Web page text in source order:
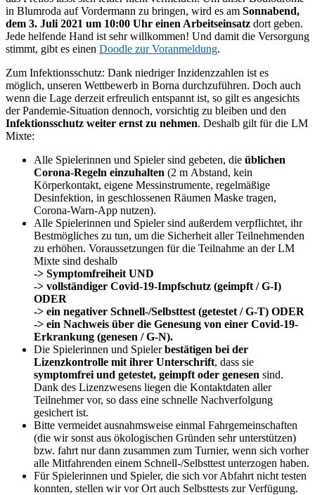
in Blumroda auf Vordermann zu bringen, wird es am Sonnabend,
dem 3. Juli 2021 um 10:00 Uhr einen Arbeitseinsatz dort geben.
Jede helfende Hand ist sehr willkommen! Und damit die Versorgung
stimmt, gibt es einen Doodle zur Voranmeldung.
Zum Infektionsschutz: Dank niedriger Inzidenzzahlen ist es
möglich, unseren Wettbewerb in Borna durchzuführen. Doch auch
wenn die Lage derzeit erfreulich entspannt ist, so gilt es angesichts
der Pandemie-Situation dennoch, vorsichtig zu bleiben und den
Infektionsschutz weiter ernst zu nehmen. Deshalb gilt für die LM
Mixte:
Alle Spielerinnen und Spieler sind gebeten, die üblichen
Corona-Regeln einzuhalten (2 m Abstand, kein
Körperkontakt, eigene Messinstrumente, regelmäßige
Desinfektion, in geschlossenen Räumen Maske tragen,
Corona-Warn-App nutzen).
Alle Spielerinnen und Spieler sind außerdem verpflichtet, ihr
Bestmögliches zu tun, um die Sicherheit aller Teilnehmenden
zu erhöhen. Voraussetzungen für die Teilnahme an der LM
Mixte sind deshalb
-> Symptomfreiheit UND
-> vollständiger Covid-19-Impfschutz (geimpft / G-I)
ODER
-> ein negativer Schnell-/Selbsttest (getestet / G-T) ODER
-> ein Nachweis über die Genesung von einer Covid-19-
Erkrankung (genesen / G-N).
Die Spielerinnen und Spielerbestätigen bei der
Lizenzkontrolle mit ihrer Unterschrift, dass sie
symptomfrei und getestet, geimpft oder genesen sind.
Dank des Lizenzwesens liegen die Kontaktdaten aller
Teilnehmer vor, so dass eine schnelle Nachverfolgung
gesichert ist.
Bitte vermeidet ausnahmsweise einmal Fahrgemeinschaften
(die wir sonst aus ökologischen Gründen sehr unterstützen)
bzw. fahrt nur dann zusammen zum Turnier, wenn sich vorher
alle Mitfahrenden einem Schnell-/Selbsttest unterzogen haben.
Für Spielerinnen und Spieler, die sich vor Abfahrt nicht testen
konnten, stellen wir vor Ort auch Selbsttests zur Verfügung.